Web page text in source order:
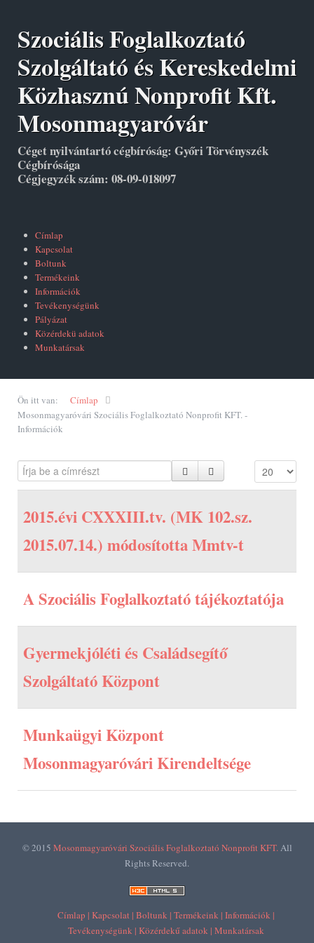
Szociális Foglalkoztató
Szolgáltató és Kereskedelmi
Közhasznú Nonprofit Kft.
Mosonmagyaróvár
Céget nyilvántartó cégbíróság: Győri Törvényszék
Cégbírósága
Cégjegyzék szám: 08-09-018097
Címlap
Kapcsolat
Boltunk
Termékeink
Információk
Tevékenységünk
Pályázat
Közérdekü adatok
Munkatársak
Ön itt van:
Címlap
Mosonmagyaróvári Szociális Foglalkoztató Nonprofit KFT. -
Információk
2015.évi CXXXIII.tv. (MK 102.sz.
2015.07.14.) módosította Mmtv-t
A Szociális Foglalkoztató tájékoztatója
Gyermekjóléti és Családsegítő
Szolgáltató Központ
Munkaügyi Központ
Mosonmagyaróvári Kirendeltsége
© 2015 Mosonmagyaróvári Szociális Foglalkoztató Nonprofit KFT.All
Rights Reserved.
Címlap | Kapcsolat | Boltunk | Termékeink | Információk |
Tevékenységünk | Közérdekű adatok | Munkatársak